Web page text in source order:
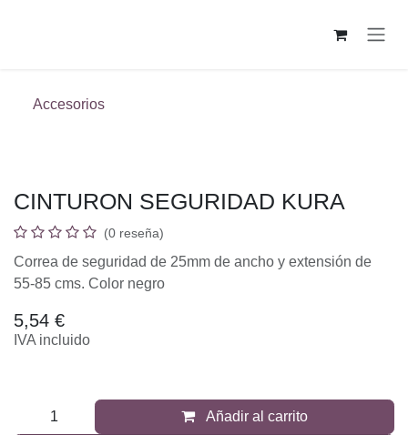
Accesorios
CINTURON SEGURIDAD KURA
(0 reseña)
Correa de seguridad de 25mm de ancho y extensión
de 55-85 cms. Color negro
5,54 €
IVA incluido
Añadir al carrito